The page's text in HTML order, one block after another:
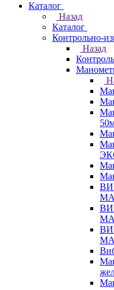
Каталог
Назад
Каталог
Контрольно-
Назад